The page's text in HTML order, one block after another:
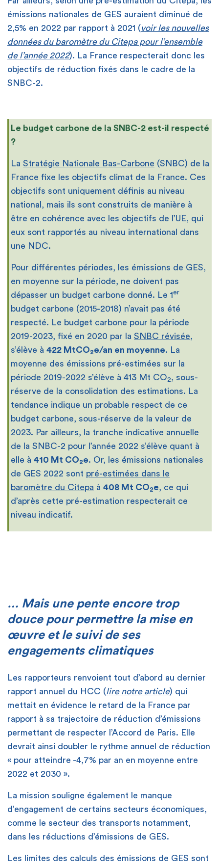
émissions nationales de GES auraient diminué de
2,5% en 2022 par rapport à 2021 (voir les nouvelles
données du baromètre du Citepa pour l’ensemble
de l’année 2022). La France respecterait donc les
objectifs de réduction fixés dans le cadre de la
SNBC-2.
Le budget carbone de la SNBC-2 est-il respecté
?
LaStratégie Nationale Bas-Carbone (SNBC) de la
France fixe les objectifs climat de la France. Ces
objectifs sont uniquement définis au niveau
national, mais ils sont construits de manière à
être en cohérence avec les objectifs de l’UE, qui
eux sont rapportés au niveau international dans
une NDC.
Pour différentes périodes, les émissions de GES,
en moyenne sur la période, ne doivent pas
dépasser un budget carbone donné. Le 1er
budget carbone (2015-2018) n’avait pas été
respecté. Le budget carbone pour la période
2019-2023, fixé en 2020 par laSNBC révisée,
s’élève à422 MtCO2e/an en moyenne. La
moyenne des émissions pré-estimées sur la
période 2019-2022 s’élève à 413 Mt CO2, sous-
réserve de la consolidation des estimations. La
tendance indique un probable respect de ce
budget carbone, sous-réserve de la valeur de
2023. Par ailleurs, la tranche indicative annuelle
de la SNBC-2 pour l’année 2022 s’élève quant à
elle à410 Mt CO2e. Or, les émissions nationales
de GES 2022 sont pré-estimées dans le
baromètre du Citepa à408 Mt CO2e, ce qui
d’après cette pré-estimation respecterait ce
niveau indicatif.
… Mais une pente encore trop
douce pour permettre la mise en
œuvre et le suivi de ses
engagements climatiques
Les rapporteurs renvoient tout d’abord au dernier
rapport annuel du HCC (lire notre article) qui
mettait en évidence le retard de la France par
rapport à sa trajectoire de réduction d’émissions
permettant de respecter l’Accord de Paris. Elle
devrait ainsi doubler le rythme annuel de réduction
« pour atteindre -4,7% par an en moyenne entre
2022 et 2030 ».
La mission souligne également le manque
d’engagement de certains secteurs économiques,
comme le secteur des transports notamment,
dans les réductions d’émissions de GES.
Les limites des calculs des émissions de GES sont